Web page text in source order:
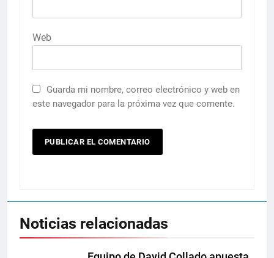
Web
Guarda mi nombre, correo electrónico y web en
este navegador para la próxima vez que comente.
Noticias relacionadas